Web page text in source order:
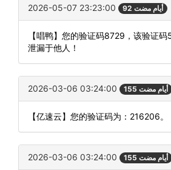
2026-05-07 23:23:00 92 أيام مضت
【唱鸭】您的验证码8729，该验证
泄漏于他人！
2026-03-06 03:24:00 155 أيام مضت
【亿速云】您的验证码为：216206。
2026-03-06 03:24:00 155 أيام مضت